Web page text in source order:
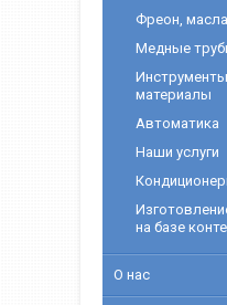
Фреон,
Медные
материалы
Автоматика
Наши услуги
на базе
О нас